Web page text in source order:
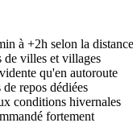
à +2h selon la distance
de villes et villages
qu'en autoroute
repos dédiées
conditions hivernales
fortement